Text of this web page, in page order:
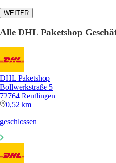
WEITER
Alle DHL Paketshop
DHL Paketshop
Bollwerkstraße 5
72764 Reutlingen
0,52 km
geschlossen